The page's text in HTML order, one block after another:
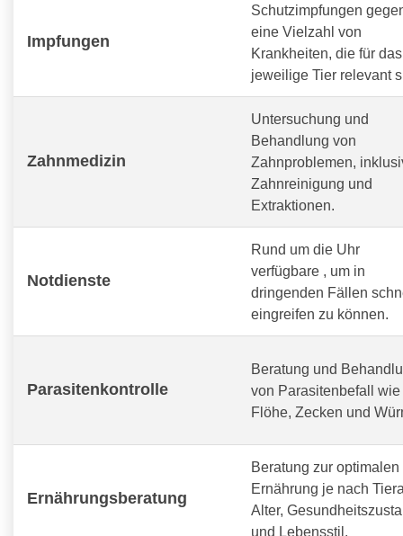
Impfungen
Schutzimpfungen
eine Vielzahl von
Krankheiten, die für das
jeweilige Tier relevant
Zahnmedizin
Untersuchung und
Behandlung von
Zahnproblemen,
Zahnreinigung und
Extraktionen.
Notdienste
Rund um die Uhr
verfügbare , um in
dringenden Fällen
eingreifen zu können.
Parasitenkontrolle
Beratung und
von Parasitenbefall wie
Flöhe, Zecken und
Ernährungsberatung
Beratung zur optimalen
Ernährung je nach
Alter,
und Lebensstil.